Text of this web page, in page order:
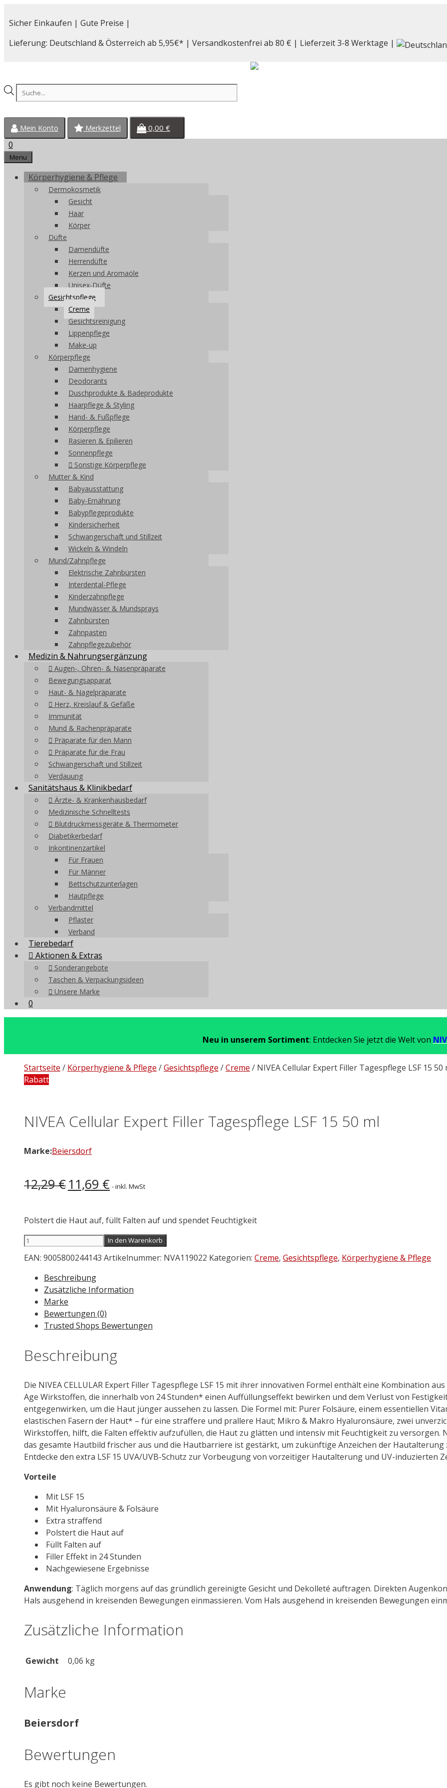
Inhalt
Sicher Einkaufen | Gute Preise |
Lieferung: Deutschland & Österreich ab 5,95€* | Versandkostenfrei ab 80 € | Lieferzeit 3-8 Werktage |
Products
search
Mein Konto Merkzettel 0,00 €
0
Menu
Körperhygiene & Pflege
Dermokosmetik
Gesicht
Haar
Körper
Düfte
Damendüfte
Herrendüfte
Kerzen und Aromaöle
Unisex-Düfte
Gesichtspflege
Creme
Gesichtsreinigung
Lippenpflege
Make-up
Körperpflege
Damenhygiene
Deodorants
Duschprodukte & Badeprodukte
Haarpflege & Styling
Hand- & Fußpflege
Körperpflege
Rasieren & Epilieren
Sonnenpflege
Sonstige Körperpflege
Mutter & Kind
Babyausstattung
Baby-Ernährung
Babypflegeprodukte
Kindersicherheit
Schwangerschaft und Stillzeit
Wickeln & Windeln
Mund/Zahnpflege
Elektrische Zahnbürsten
Interdental-Pflege
Kinderzahnpflege
Mundwässer & Mundsprays
Zahnbürsten
Zahnpasten
Zahnpflegezubehör
Medizin & Nahrungsergänzung
Augen-, Ohren- & Nasenpräparate
Bewegungsapparat
Haut- & Nagelpräparate
Herz, Kreislauf & Gefäße
Immunität
Mund & Rachenpräparate
Präparate für den Mann
Präparate für die Frau
Schwangerschaft und Stillzeit
Verdauung
Sanitätshaus & Klinikbedarf
Ärzte- & Krankenhausbedarf
Medizinische Schnelltests
Blutdruckmessgeräte & Thermometer
Diabetikerbedarf
Inkontinenzartikel
Für Frauen
Für Männer
Bettschutzunterlagen
Hautpflege
Verbandmittel
Pflaster
Verband
Tierebedarf
Aktionen & Extras
Sonderangebote
Taschen & Verpackungsideen
Unsere Marke
0
Neu in unserem Sortiment: Entdecken Sie jetzt die Welt von
Startseite / Körperhygiene & Pflege /Gesichtspflege /Creme / NIVEA Cellular Expert Filler Tagespflege LSF 15 50
Rabatt
NIVEA Cellular Expert Filler Tagespflege LSF 15 50 ml
Marke:Beiersdorf
12,29€ Ursprünglicher
Preis
12,29 €
11,69 €Aktueller
Preis
11,69 €.
- inkl. MwSt
Polstert die Haut auf, füllt Falten auf und spendet Feuchtigkeit
NIVEA
Expert
Filler
Tagespflege
LSF
In den Warenkorb
EAN: 9005800244143 Artikelnummer: NVA119022 Kategorien: Creme, Gesichtspflege, Körperhygiene & Pflege
Beschreibung
Zusätzliche Information
Marke
Bewertungen (0)
Trusted Shops Bewertungen
Beschreibung
Die NIVEACELLULAR Expert Filler Tagespflege LSF 15 mit ihrer innovativen Formel enthält eine Kombination
Age Wirkstoffen, die innerhalb von 24 Stunden* einen Auffüllungseffekt bewirken und dem Verlust von
entgegenwirken, um die Haut jünger aussehen zu lassen. Die Formel mit: Purer Folsäure, einem essentiellen
elastischen Fasern der Haut* – für eine straffere und prallere Haut; Mikro & Makro Hyaluronsäure, zwei
Wirkstoffen, hilft, die Falten effektiv aufzufüllen, die Haut zu glätten und intensiv mit Feuchtigkeit zu versorgen.
das gesamte Hautbild frischer aus und die Hautbarriere ist gestärkt, um zukünftige Anzeichen der Hautalterung
Entdecke den extra LSF 15 UVA/UVB-Schutz zur Vorbeugung von vorzeitiger Hautalterung und UV-induzierten
Vorteile
Mit LSF 15
Mit Hyaluronsäure & Folsäure
Extra straffend
Polstert die Haut auf
Füllt Falten auf
Filler Effekt in 24 Stunden
Nachgewiesene Ergebnisse
Anwendung: Täglich morgens auf das gründlich gereinigte Gesicht und Dekolleté auftragen. Direkten
Hals ausgehend in kreisenden Bewegungen einmassieren. Vom Hals ausgehend in kreisenden Bewegungen
Zusätzliche Information
Gewicht 0,06 kg
Marke
Beiersdorf
Bewertungen
Es gibt noch keine Bewertungen.